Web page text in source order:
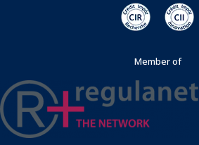
Member of